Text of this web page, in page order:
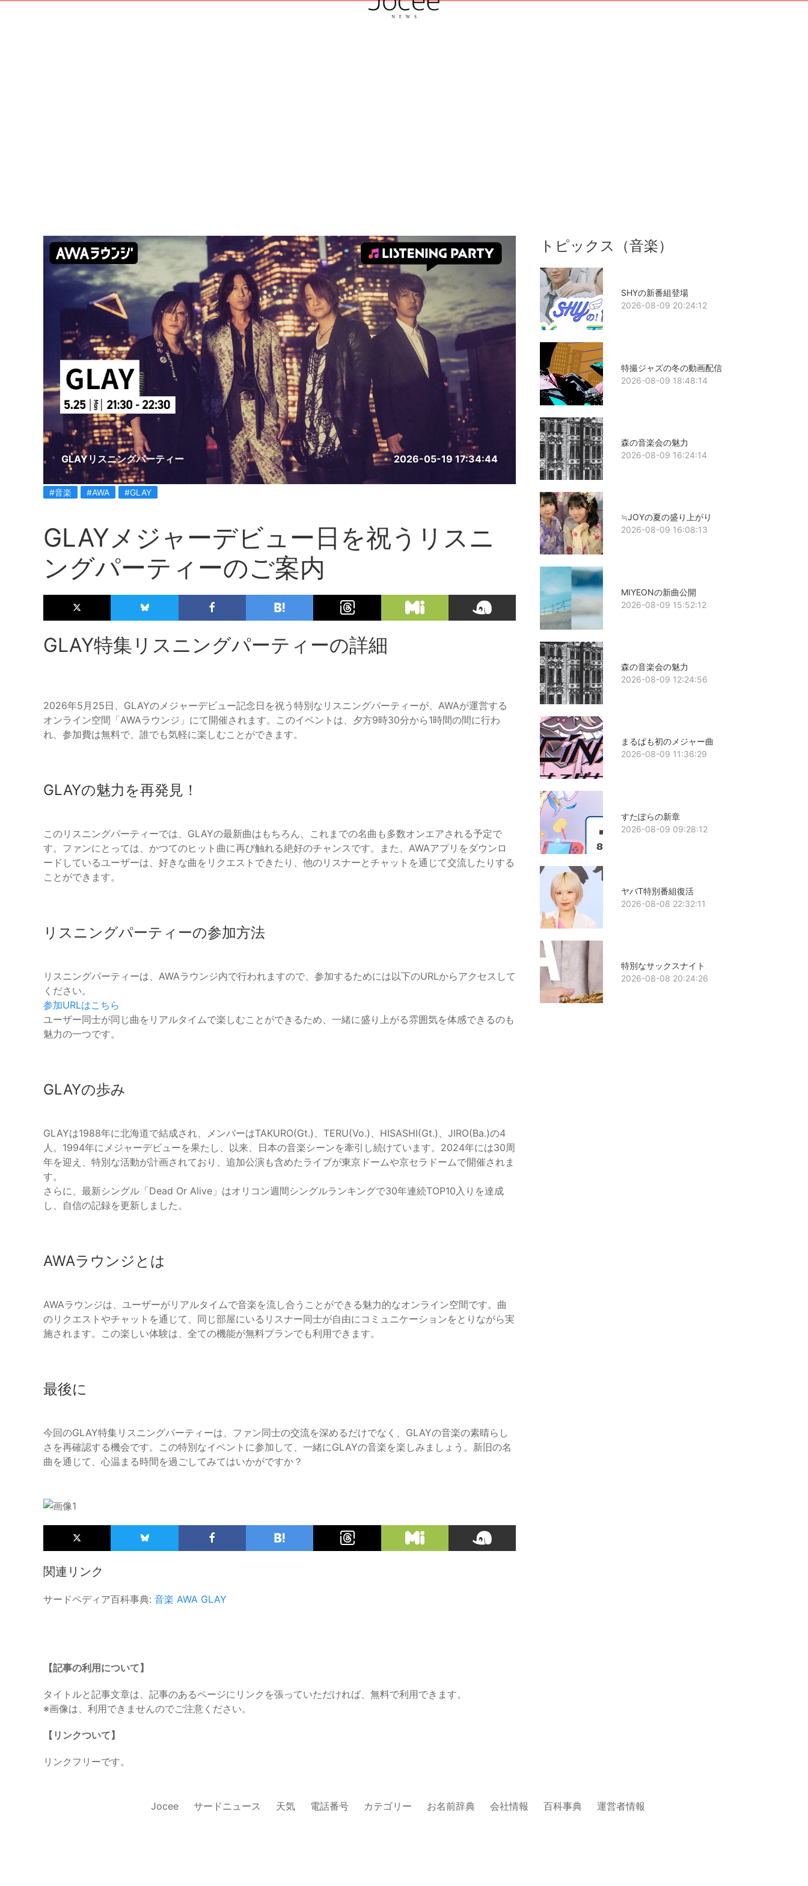
GLAYリスニングパーティー 2026-05-19 17:34:44
#音楽 #AWA #GLAY
GLAYメジャーデビュー日を祝うリスニ
ングパーティーのご案内
GLAY特集リスニングパーティーの詳細
2026年5月25日、GLAYのメジャーデビュー記念日を祝う特別なリスニングパーティーが、AWAが運営する
オンライン空間「AWAラウンジ」にて開催されます。このイベントは、夕方9時30分から1時間の間に行わ
れ、参加費は無料で、誰でも気軽に楽しむことができます。
GLAYの魅力を再発見！
このリスニングパーティーでは、GLAYの最新曲はもちろん、これまでの名曲も多数オンエアされる予定で
す。ファンにとっては、かつてのヒット曲に再び触れる絶好のチャンスです。また、AWAアプリをダウンロ
ードしているユーザーは、好きな曲をリクエストできたり、他のリスナーとチャットを通じて交流したりする
ことができます。
リスニングパーティーの参加方法
リスニングパーティーは、AWAラウンジ内で行われますので、参加するためには以下のURLからアクセスして
ください。
参加URLはこちら
ユーザー同士が同じ曲をリアルタイムで楽しむことができるため、一緒に盛り上がる雰囲気を体感できるのも
魅力の一つです。
GLAYの歩み
GLAYは1988年に北海道で結成され、メンバーはTAKURO(Gt.)、TERU(Vo.)、HISASHI(Gt.)、JIRO(Ba.)の4
人。1994年にメジャーデビューを果たし、以来、日本の音楽シーンを牽引し続けています。2024年には30周
年を迎え、特別な活動が計画されており、追加公演も含めたライブが東京ドームや京セラドームで開催されま
す。
さらに、最新シングル「Dead Or Alive」はオリコン週間シングルランキングで30年連続TOP10入りを達成
し、自信の記録を更新しました。
AWAラウンジとは
AWAラウンジは、ユーザーがリアルタイムで音楽を流し合うことができる魅力的なオンライン空間です。曲
のリクエストやチャットを通じて、同じ部屋にいるリスナー同士が自由にコミュニケーションをとりながら実
施されます。この楽しい体験は、全ての機能が無料プランでも利用できます。
最後に
今回のGLAY特集リスニングパーティーは、ファン同士の交流を深めるだけでなく、GLAYの音楽の素晴らし
さを再確認する機会です。この特別なイベントに参加して、一緒にGLAYの音楽を楽しみましょう。新旧の名
曲を通じて、心温まる時間を過ごしてみてはいかがですか？
関連リンク
サードペディア百科事典: 音楽 AWA GLAY
トピックス（音楽）
SHYの新番組登場
2026-08-09 20:24:12
特撮ジャズの冬の動画配信
2026-08-09 18:48:14
森の音楽会の魅力
2026-08-09 16:24:14
≒JOYの夏の盛り上がり
2026-08-09 16:08:13
MIYEONの新曲公開
2026-08-09 15:52:12
森の音楽会の魅力
2026-08-09 12:24:56
まるぱも初のメジャー曲
2026-08-09 11:36:29
すたぽらの新章
2026-08-09 09:28:12
ヤバT特別番組復活
2026-08-08 22:32:11
特別なサックスナイト
2026-08-08 20:24:26
【記事の利用について】
タイトルと記事文章は、記事のあるページにリンクを張っていただければ、無料で利用できます。
※画像は、利用できませんのでご注意ください。
【リンクついて】
リンクフリーです。
Jocee サードニュース 天気 電話番号 カテゴリー お名前辞典 会社情報 百科事典 運営者情報